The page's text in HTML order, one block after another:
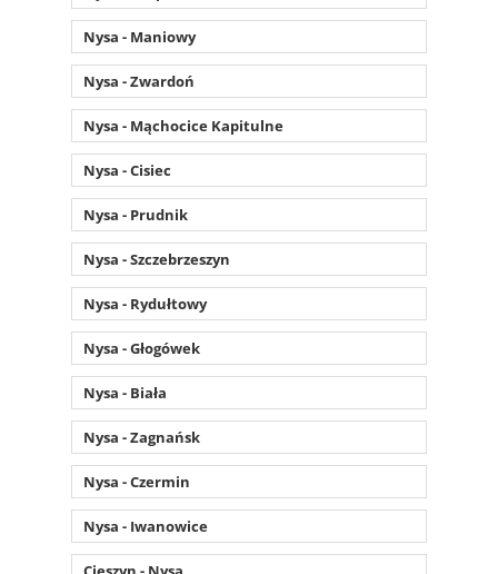
Nysa - Maniowy
Nysa - Zwardoń
Nysa - Mąchocice Kapitulne
Nysa - Cisiec
Nysa - Prudnik
Nysa - Szczebrzeszyn
Nysa - Rydułtowy
Nysa - Głogówek
Nysa - Biała
Nysa - Zagnańsk
Nysa - Czermin
Nysa - Iwanowice